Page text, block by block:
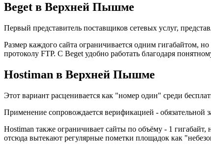
Beget в Верхней Пышме
Первый представитель поставщиков сетевых услуг,
Размер каждого сайта ограничивается одним гигабайтом,
протоколу FTP. С Beget удобно работать благодаря
Hostiman в Верхней Пышме
Этот вариант расценивается как "номер один" среди
Применение сопровождается верификацией - обязательной
Hostiman также ограничивает сайты по объёму - 1
отсюда вытекают регулярные пометки площадок как